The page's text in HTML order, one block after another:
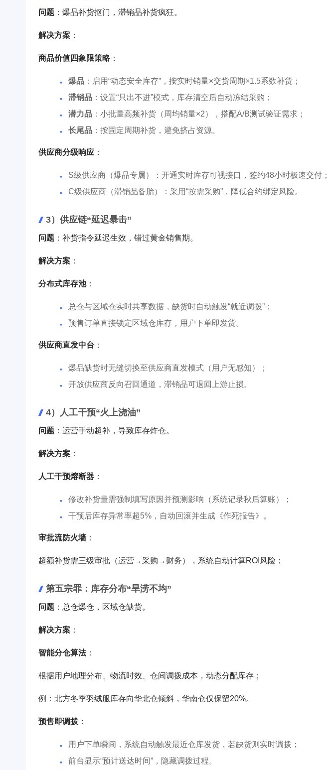
问题 ：爆品补货抠门，滞销品补货疯狂。
解决方案 ：
商品价值四象限策略：
爆品 ：启用“动态安全库存”，按实时销量×交货周期×1.5系数补货；
滞销品 ：设置“只出不进”模式，库存清空后自动冻结采购；
潜力品 ：小批量高频补货（周均销量×2），搭配A/B测试验证需求；
长尾品 ：按固定周期补货，避免挤占资源。
供应商分级响应 ：
S级供应商（爆品专属）：开通实时库存可视接口，签约48小时极速交付；
C级供应商（滞销品备胎）：采用“按需采购”，降低合约绑定风险。
3）供应链“延迟暴击”
问题 ：补货指令延迟生效，错过黄金销售期。
解决方案 ：
分布式库存池：
总仓与区域仓实时共享数据，缺货时自动触发“就近调拨”；
预售订单直接锁定区域仓库存，用户下单即发货。
供应商直发中台 ：
爆品缺货时无缝切换至供应商直发模式（用户无感知）；
开放供应商反向召回通道，滞销品可退回上游止损。
4）人工干预“火上浇油”
问题 ：运营手动超补，导致库存炸仓。
解决方案 ：
人工干预熔断器 ：
修改补货量需强制填写原因并预测影响（系统记录秋后算账）；
干预后库存异常率超5%，自动回滚并生成《作死报告》。
审批流防火墙：
超额补货需三级审批（运营→采购→财务），系统自动计算ROI风险；
第五宗罪：库存分布“旱涝不均”
问题 ：总仓爆仓，区域仓缺货。
解决方案 ：
智能分仓算法：
根据用户地理分布、物流时效、仓间调拨成本，动态分配库存；
例：北方冬季羽绒服库存向华北仓倾斜，华南仓仅保留20%。
预售即调拨 ：
用户下单瞬间，系统自动触发最近仓库发货，若缺货则实时调拨；
前台显示“预计送达时间”，隐藏调拨过程。